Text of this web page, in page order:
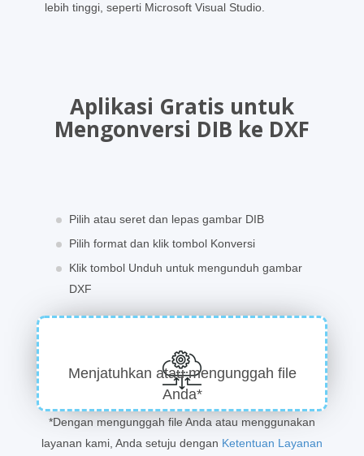
lebih tinggi, seperti Microsoft Visual Studio.
Aplikasi Gratis untuk
Mengonversi DIB ke DXF
Pilih atau seret dan lepas gambar DIB
Pilih format dan klik tombol Konversi
Klik tombol Unduh untuk mengunduh gambar
DXF
Menjatuhkan atau mengunggah file
Anda*
*Dengan mengunggah file Anda atau menggunakan
layanan kami, Anda setuju dengan Ketentuan Layanan